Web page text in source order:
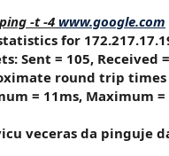
-t -4 www.google.com
for
Sent = 105, Received
round trip times
= 11ms, Maximum =
veceras da pinguje